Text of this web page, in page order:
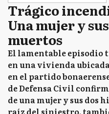
Trágico
Una mujer y
muertos
El lamentable episodio
en una vivienda
en el partido
de Defensa Civil
de una mujer y sus dos
raíz del siniestro,